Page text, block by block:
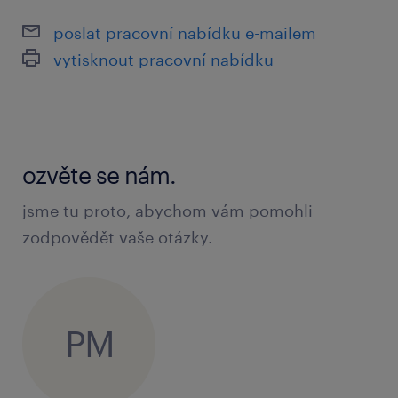
jak se přihlásit
kontaktovat a informovat o dalším průběhu.
Máte doplňující otázky? Neváhejte nás
kontaktovat.
řízení a těšíme se na další spolupráci.
poslat pracovní nabídku e-mailem
vytisknout pracovní nabídku
ozvěte se nám.
jsme tu proto, abychom vám pomohli
zodpovědět vaše otázky.
PM